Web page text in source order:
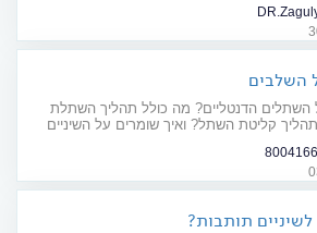
השלבים
השתלים הדנטליים? מה כולל תהליך השתלת
קליטת השתל? ואיך שומרים על השיניים
תותבות?